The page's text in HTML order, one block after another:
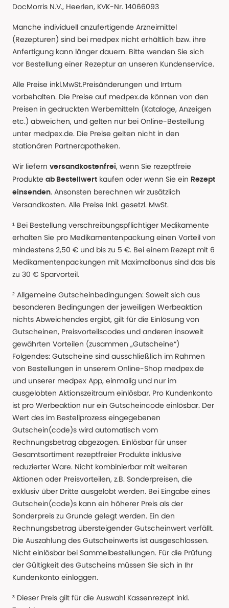
DocMorris N.V., Heerlen, KVK-Nr. 14066093
Manche individuell anzufertigende Arzneimittel
(Rezepturen) sind bei medpex nicht erhältlich bzw. ihre
Anfertigung kann länger dauern. Bitte wenden Sie sich
vor Bestellung einer Rezeptur an unseren Kundenservice.
Alle Preise inkl.MwSt.Preisänderungen und Irrtum
vorbehalten. Die Preise auf medpex.de können von den
Preisen in gedruckten Werbemitteln (Kataloge, Anzeigen
etc.) abweichen, und gelten nur bei Online-Bestellung
unter medpex.de. Die Preise gelten nicht in den
stationären Partnerapotheken.
Wir liefern versandkostenfrei, wenn Sie rezeptfreie
Produkte ab Bestellwert kaufen oder wenn Sie ein Rezept
einsenden. Ansonsten berechnen wir zusätzlich
Versandkosten. Alle Preise Inkl. gesetzl. MwSt.
¹ Bei Bestellung verschreibungspflichtiger Medikamente
erhalten Sie pro Medikamentenpackung einen Vorteil von
mindestens 2,50 € und bis zu 5 €. Bei einem Rezept mit 6
Medikamentenpackungen mit Maximalbonus sind das bis
zu 30 € Sparvorteil.
² Allgemeine Gutscheinbedingungen: Soweit sich aus
besonderen Bedingungen der jeweiligen Werbeaktion
nichts Abweichendes ergibt, gilt für die Einlösung von
Gutscheinen, Preisvorteilscodes und anderen insoweit
gewährten Vorteilen (zusammen „Gutscheine“)
Folgendes: Gutscheine sind ausschließlich im Rahmen
von Bestellungen in unserem Online-Shop medpex.de
und unserer medpex App, einmalig und nur im
ausgelobten Aktionszeitraum einlösbar. Pro Kundenkonto
ist pro Werbeaktion nur ein Gutscheincode einlösbar. Der
Wert des im Bestellprozess eingegebenen
Gutschein(code)s wird automatisch vom
Rechnungsbetrag abgezogen. Einlösbar für unser
Gesamtsortiment rezeptfreier Produkte inklusive
reduzierter Ware. Nicht kombinierbar mit weiteren
Aktionen oder Preisvorteilen, z.B. Sonderpreisen, die
exklusiv über Dritte ausgelobt werden. Bei Eingabe eines
Gutschein(code)s kann ein höherer Preis als der
Sonderpreis zu Grunde gelegt werden. Ein den
Rechnungsbetrag übersteigender Gutscheinwert verfällt.
Die Auszahlung des Gutscheinwerts ist ausgeschlossen.
Nicht einlösbar bei Sammelbestellungen. Für die Prüfung
der Gültigkeit des Gutscheins müssen Sie sich in Ihr
Kundenkonto einloggen.
³ Dieser Preis gilt für die Auswahl Kassenrezept inkl.